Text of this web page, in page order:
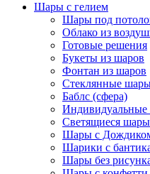
Шары с гелием
Шары под
Облако из
Готовые решения
Букеты из шаров
Фонтан из шаров
Стеклянные
Баблс (сфера)
Индивидуальные
Светящиеся шары
Шары с
Шарики с
Шары без